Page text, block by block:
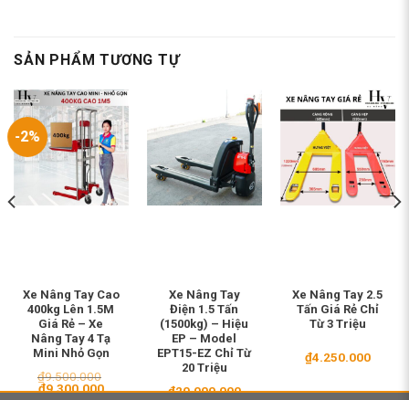
SẢN PHẨM TƯƠNG TỰ
-2%
Xe Nâng Tay Cao
400kg Lên 1.5M
Giá Rẻ – Xe
Nâng Tay 4 Tạ
Mini Nhỏ Gọn
₫9.500.000
Giá
₫9.300.000Giá
Xe Nâng Tay
Điện 1.5 Tấn
(1500kg) – Hiệu
EP – Model
EPT15-EZ Chỉ Từ
20 Triệu
₫20.000.000
Xe Nâng Tay 2.5
Tấn Giá Rẻ Chỉ
Từ 3 Triệu
₫4.250.000